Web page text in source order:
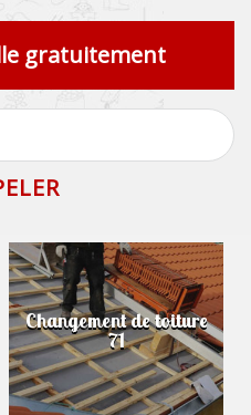
gratuitement
Changement de toiture
71